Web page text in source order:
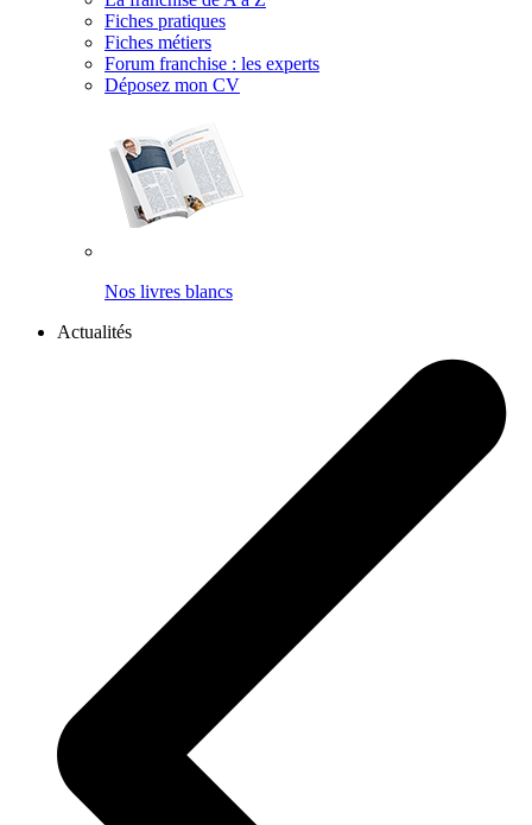
Fiches pratiques
Fiches métiers
Forum franchise : les experts
Déposez mon CV
Nos livres blancs
Actualités